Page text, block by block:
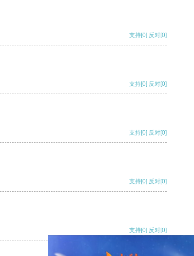
支持[0] 反对[0]
支持[0] 反对[0]
支持[0] 反对[0]
支持[0] 反对[0]
支持[0] 反对[0]